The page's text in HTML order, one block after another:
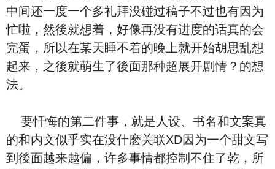
中间还一度一个多礼拜没碰过稿子不过也有因为
忙啦，然後就想着，好像再没有进度的话真的会
完蛋，所以在某天睡不着的晚上就开始胡思乱想
起来，之後就萌生了後面那种超展开剧情？的想
法。
要忏悔的第二件事，就是人设、书名和文案真
的和内文似乎实在没什麽关联XD因为一个甜文写
到後面越来越偏，许多事情都控制不住了乾，所